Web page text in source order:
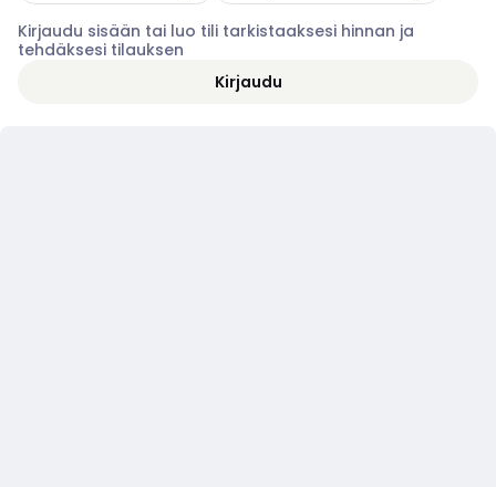
Kirjaudu sisään tai luo tili tarkistaaksesi hinnan ja
tehdäksesi tilauksen
Kirjaudu